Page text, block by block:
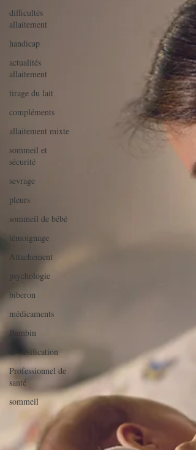
difficultés
allaitement
handicap
actualités
allaitement
tirage du lait
compléments
allaitement mixte
sommeil et
sécurité
sevrage
pleurs
sommeil de bébé
témoignage
Attachement
psychologie
biberon
médicaments
Bambin
diversification
Professionnel de
santé
sommeil